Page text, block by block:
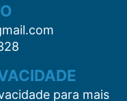
para mais